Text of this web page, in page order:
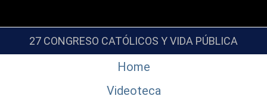
27 CONGRESO CATÓLICOS Y VIDA PÚBLICA
Home
Videoteca